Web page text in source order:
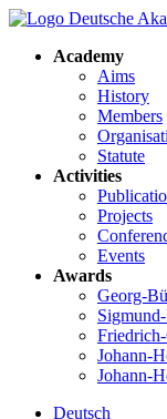
Academy
Aims
History
Members
Statute
Activities
Projects
Events
Awards
Georg-
Johann-
Johann-
Deutsch